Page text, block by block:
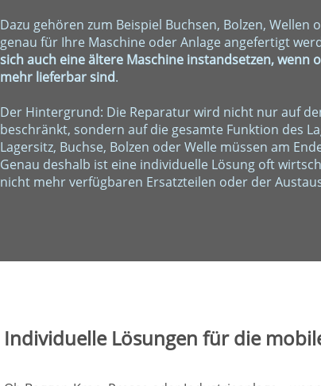
Dazu gehören zum Beispiel Buchsen, Bolzen, Wellen
genau für Ihre Maschine oder Anlage angefertigt
sich auch eine ältere Maschine instandsetzen, wenn
mehr lieferbar sind.
Der Hintergrund: Die Reparatur wird nicht nur auf
beschränkt, sondern auf die gesamte Funktion des
Lagersitz, Buchse, Bolzen oder Welle müssen am
Genau deshalb ist eine individuelle Lösung oft
nicht mehr verfügbaren Ersatzteilen oder der
Individuelle Lösungen für die